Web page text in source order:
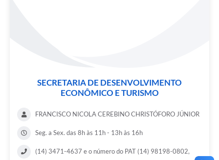
SECRETARIA DE DESENVOLVIMENTO
ECONÔMICO E TURISMO
FRANCISCO NICOLA CEREBINO CHRISTÓFORO JÚNIOR
Seg. a Sex. das 8h às 11h - 13h às 16h
(14) 3471-4637 e o número do PAT (14) 98198-0802,